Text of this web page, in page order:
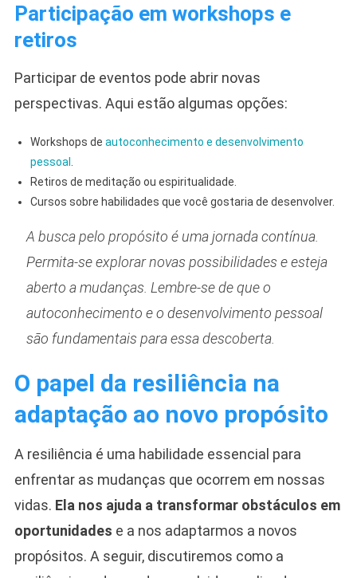
Participação em workshops e
retiros
Participar de eventos pode abrir novas
perspectivas. Aqui estão algumas opções:
Workshops de autoconhecimento e desenvolvimento
pessoal
Retiros de meditação ou espiritualidade.
Cursos sobre habilidades que você gostaria de desenvolver.
A busca pelo propósito é uma jornada contínua.
Permita-se explorar novas possibilidades e esteja
aberto a mudanças. Lembre-se de que o
autoconhecimento e o desenvolvimento pessoal
são fundamentais para essa descoberta.
O papel da resiliência na
adaptação ao novo propósito
A resiliência é uma habilidade essencial para
enfrentar as mudanças que ocorrem em nossas
vidas. Ela nos ajuda a transformar obstáculos em
oportunidades e a nos adaptarmos a novos
propósitos. A seguir, discutiremos como a